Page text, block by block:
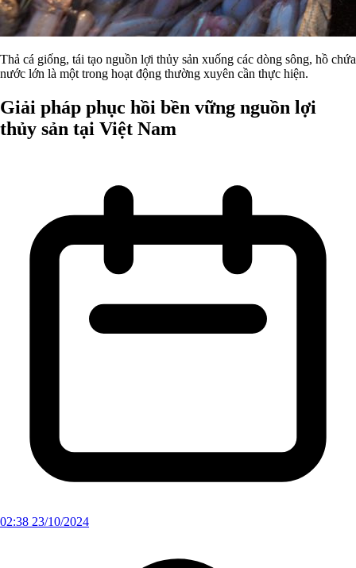
Thả cá giống, tái tạo nguồn lợi thủy sản xuống các dòng sông, hồ chứa
nước lớn là một trong hoạt động thường xuyên cần thực hiện.
Giải pháp phục hồi bền vững nguồn lợi
thủy sản tại Việt Nam
02:38 23/10/2024